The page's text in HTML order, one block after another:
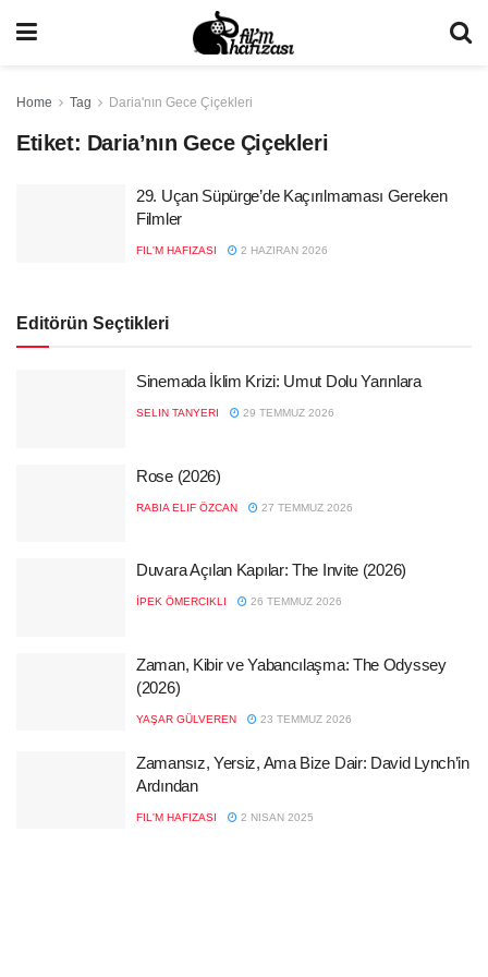
Home Tag Daria'nın Gece Çiçekleri
Etiket: Daria’nın Gece Çiçekleri
29. Uçan Süpürge’de Kaçırılmaması Gereken
Filmler
FIL'M HAFIZASI 2 HAZIRAN 2026
Editörün Seçtikleri
Sinemada İklim Krizi: Umut Dolu Yarınlara
SELIN TANYERI 29 TEMMUZ 2026
Rose (2026)
RABIA ELIF ÖZCAN 27 TEMMUZ 2026
Duvara Açılan Kapılar: The Invite (2026)
İPEK ÖMERCIKLI 26 TEMMUZ 2026
Zaman, Kibir ve Yabancılaşma: The Odyssey
(2026)
YAŞAR GÜLVEREN 23 TEMMUZ 2026
Zamansız, Yersiz, Ama Bize Dair: David Lynch’in
Ardından
FIL'M HAFIZASI 2 NISAN 2025